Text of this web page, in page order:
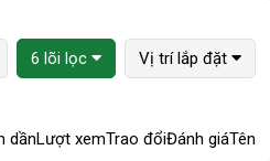
6 lõi lọc Vị trí lắp đặt
dầnLượt xemTrao đổiĐánh giáTên